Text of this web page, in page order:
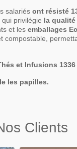
salariésont résisté
qui privilégie la
et lesemballages
et Infusions 1336
les papilles.
Clients